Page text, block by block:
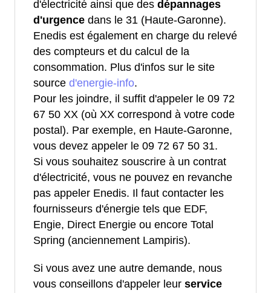
d'électricité ainsi que des dépannages
d'urgence dans le 31 (Haute-Garonne).
Enedis est également en charge du relevé
des compteurs et du calcul de la
consommation. Plus d'infos sur le site
source d'energie-info.
Pour les joindre, il suffit d'appeler le 09 72
67 50 XX (où XX correspond à votre code
postal). Par exemple, en Haute-Garonne,
vous devez appeler le 09 72 67 50 31.
Si vous souhaitez souscrire à un contrat
d'électricité, vous ne pouvez en revanche
pas appeler Enedis. Il faut contacter les
fournisseurs d'énergie tels que EDF,
Engie, Direct Energie ou encore Total
Spring (anciennement Lampiris).
Si vous avez une autre demande, nous
vous conseillons d'appeler leur service